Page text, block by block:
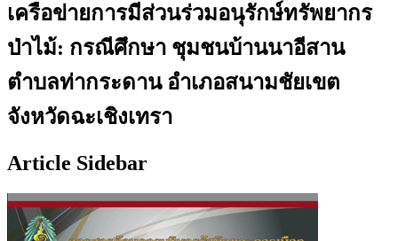
เครือข่ายการมีส่วนร่วมอนุรักษ์ทรัพยากร
ป่าไม้: กรณีศึกษา ชุมชนบ้านนาอีสาน
ตำบลท่ากระดาน อำเภอสนามชัยเขต
จังหวัดฉะเชิงเทรา
Article Sidebar